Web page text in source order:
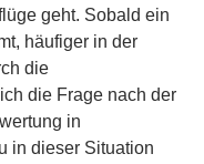
geht. Sobald ein
häufiger in der
die
die Frage nach der
in
in dieser Situation